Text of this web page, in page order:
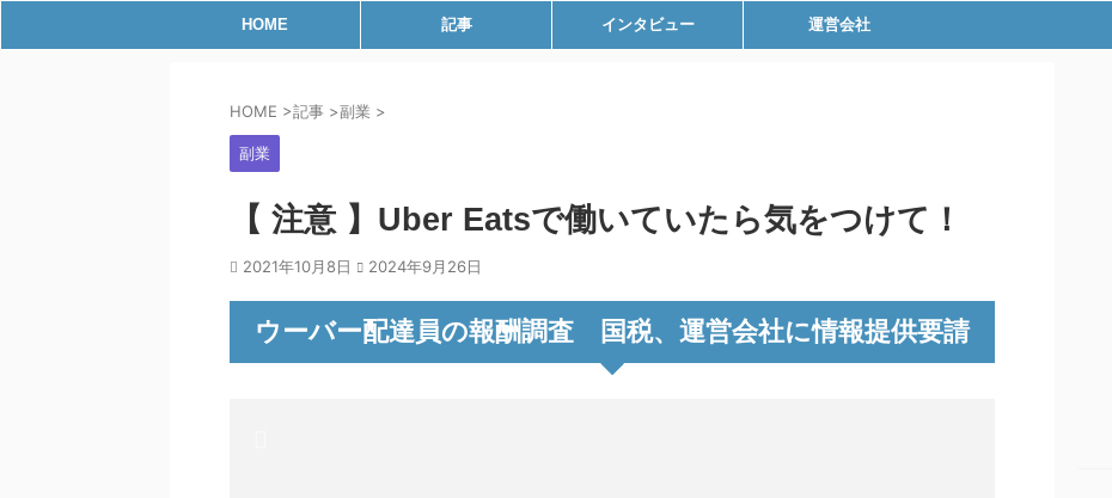
HOME 記事 インタビュー 運営会社
HOME >記事 >副業 >
副業
【 注意 】Uber Eatsで働いていたら気をつけて！
2021年10月8日 2024年9月26日
ウーバー配達員の報酬調査 国税、運営会社に情報提供要請